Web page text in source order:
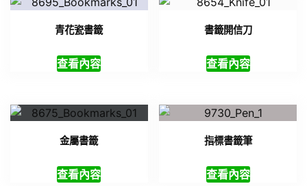
青花瓷書籤
查看內容
書籤開信刀
查看內容
金屬書籤
查看內容
指標書籤筆
查看內容